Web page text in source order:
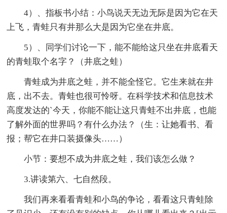
4）、指板书小结：小鸟说天无边无际是因为它在天
上飞，青蛙只有井那么大是因为它坐在井底。
5）、同学们讨论一下，能不能给这只坐在井底看天
的青蛙取个名字？（井底之蛙）
青蛙成为井底之蛙，并不能全怪它。它生来就在井
底，出不去。青蛙也很可怜呀。在科学技术和信息技术
高度发达的`今天，你能不能让这只青蛙不出井底，也能
了解外面的世界吗？有什么办法？（生：让她看书、看
报；帮它在井口装摄像头……）
小节：要想不成为井底之蛙，我们该怎么做？
3.讲读第六、七自然段。
我们再来看看青蛙和小鸟的争论，看看这只青蛙除